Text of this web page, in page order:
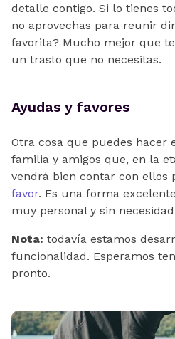
detalle contigo. Si lo tienes
no aprovechas para reunir
favorita? Mucho mejor que
un trasto que no necesitas.
Ayudas y favores
Otra cosa que puedes hacer
familia y amigos que, en la
vendrá bien contar con ellos
favor. Es una forma
muy personal y sin
Nota: todavía estamos
funcionalidad. Esperamos
pronto.‌